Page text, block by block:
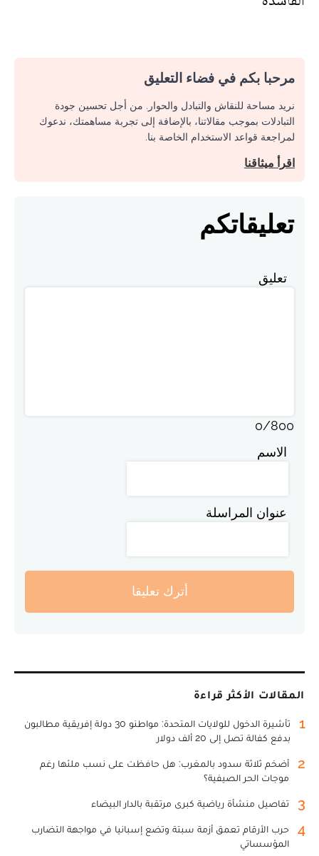
مرحبا بكم في فضاء التعليق
نريد مساحة للنقاش والتبادل والحوار. من أجل تحسين جودة
التبادلات بموجب مقالاتنا، بالإضافة إلى تجربة مساهمتك، ندعوك
لمراجعة قواعد الاستخدام الخاصة بنا.
اقرأ ميثاقنا
تعليقاتكم
تعليق
0/800
الاسم
عنوان المراسلة
أترك تعليقا
المقالات الأكثر قراءة
1
تأشيرة الدخول للولايات المتحدة: مواطنو 30 دولة إفريقية مطالبون
بدفع كفالة تصل إلى 20 ألف دولار
2
أضخم ثلاثة سدود بالمغرب: هل حافظت على نسب ملئها رغم
موجات الحر الصيفية؟
3 تفاصيل منشأة رياضية كبرى مرتقبة بالدار البيضاء
4
حرب الأرقام تعمق أزمة سبتة وتضع إسبانيا في مواجهة التضارب
المؤسساتي